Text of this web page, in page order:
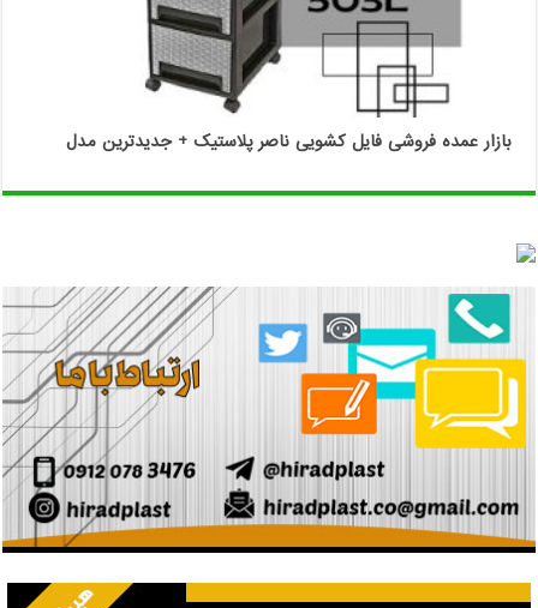
بازار عمده فروشی فایل کشویی ناصر پلاستیک + جدیدترین مدل